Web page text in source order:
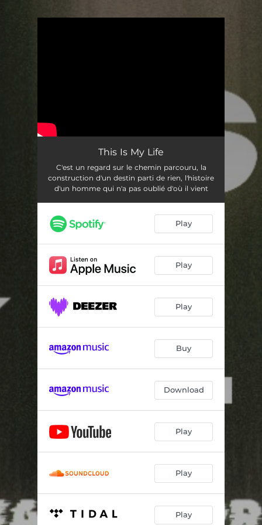
This Is My LifeThis Is My Life
C'est un regard sur le chemin parcouru, la
construction d'un destin parti de rien, l'histoire
d'un homme qui n'a pas oublié d'où il vient
Play
Play
Play
Buy
Download
Play
Play
Play